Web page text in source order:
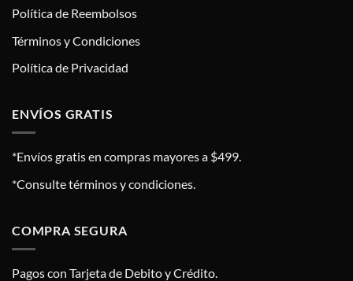
Política de Reembolsos
Términos y Condiciones
Política de Privacidad
ENVÍOS GRATIS
*Envíos gratis en compras mayores a $499.
*Consulte términos y condiciones.
COMPRA SEGURA
Pagos con Tarjeta de Debito y Crédito.